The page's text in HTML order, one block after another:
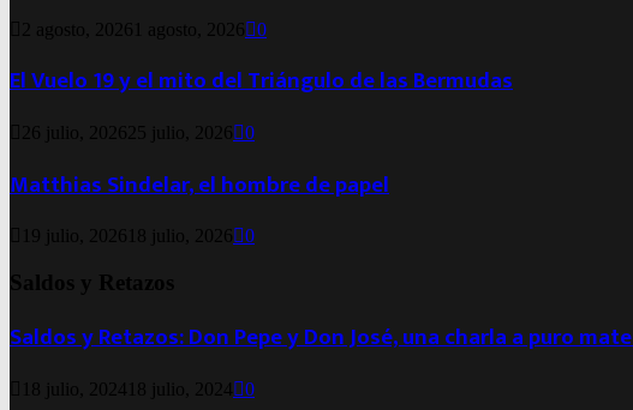
2 agosto, 2026 1 agosto, 2026 0
El Vuelo 19 y el mito del Triángulo de las Bermudas
26 julio, 2026 25 julio, 2026 0
Matthias Sindelar, el hombre de papel
19 julio, 2026 18 julio, 2026 0
Saldos y Retazos
Saldos y Retazos: Don Pepe y Don José, una charla a puro
18 julio, 2024 18 julio, 2024 0